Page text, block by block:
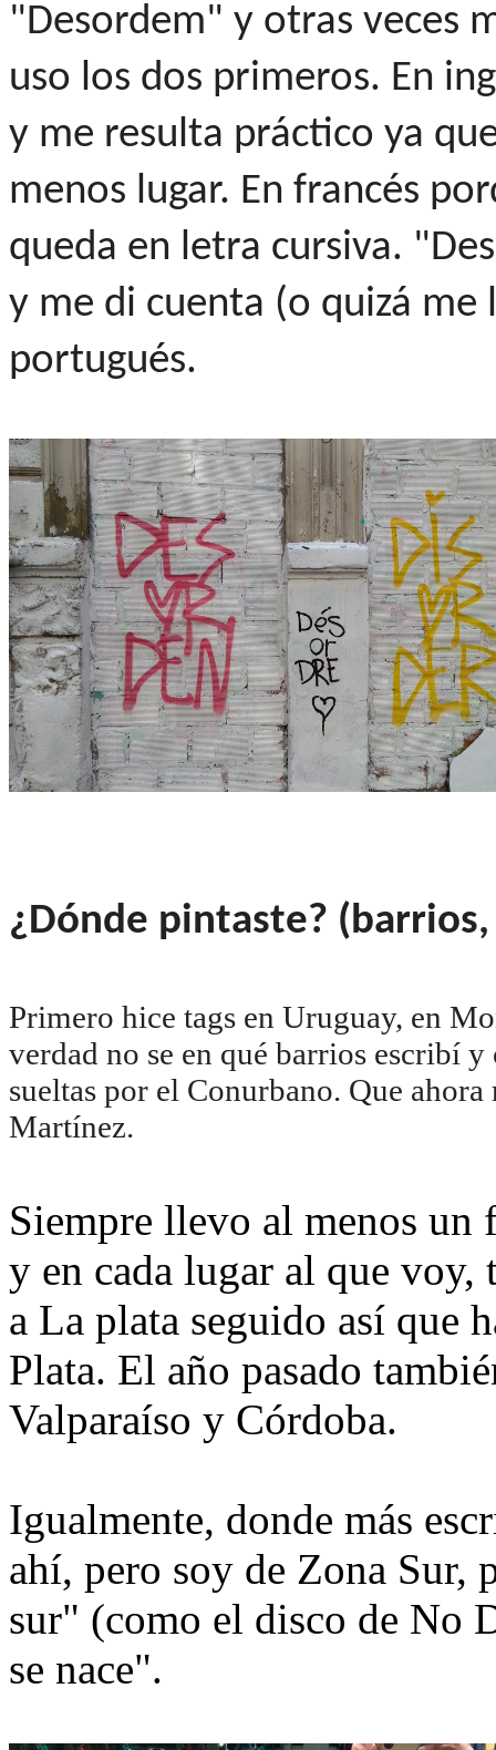
"Desordem" y otras veces
uso los dos primeros. En
y me resulta práctico ya
menos lugar. En francés
queda en letra cursiva.
y me di cuenta (o quizá
portugués.
¿Dónde pintaste?
Primero hice tags en Uruguay, en
verdad no se en qué barrios escribí
sueltas por el Conurbano. Que
Martínez.
Siempre llevo al menos
y en cada lugar al que voy,
a La plata seguido así que
Plata. El año pasado
Valparaíso y Córdoba.
Igualmente, donde más
ahí, pero soy de Zona Sur,
sur" (como el disco de No
se nace".